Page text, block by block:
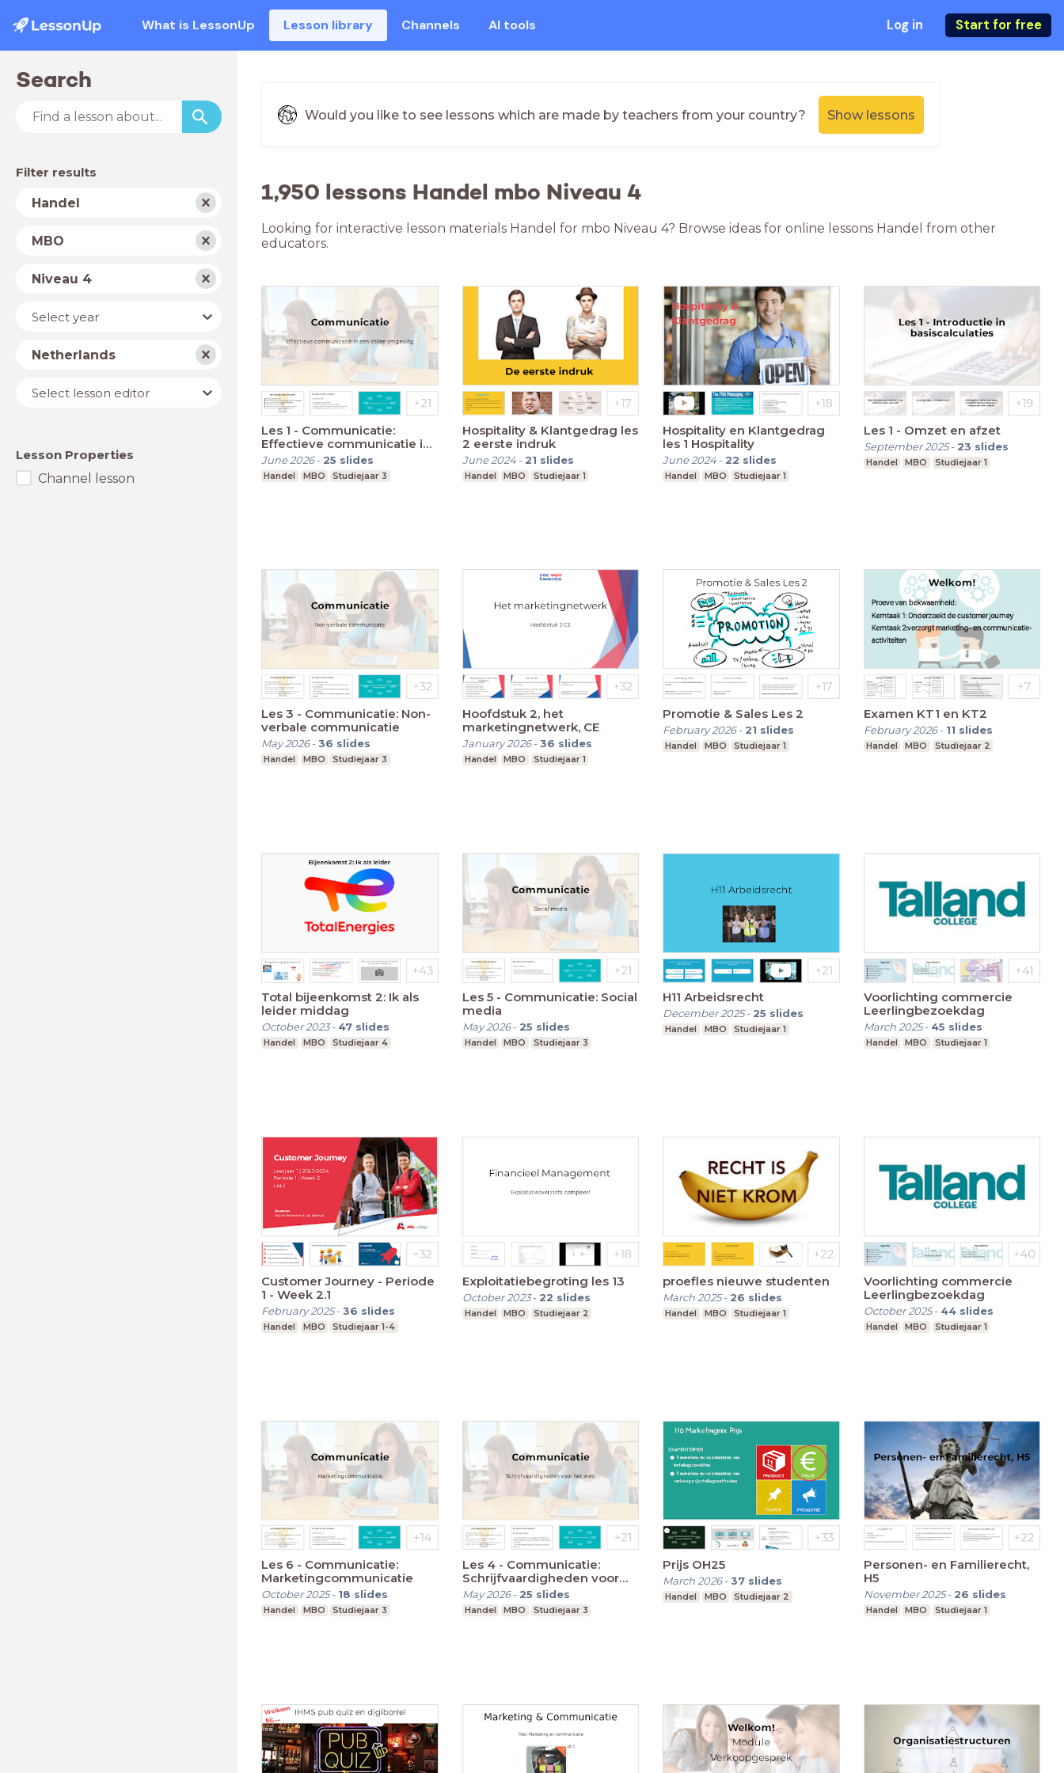
What is LessonUp Lesson library Channels AI tools Log in Start for free
Search
Filter results
Subject
Handel
School
typeMBO
LevelNiveau 4
YearSelect year
Country
Netherlands
Lesson
editor
Select lesson editor
Lesson Properties
Channel lesson
Would you like to see lessons which are made by teachers from your country? Show lessons
1,950 lessons Handel mbo Niveau 4
Looking for interactive lesson materials Handel for mbo Niveau 4? Browse ideas for online lessons Handel from other
educators.
Les 1 - Communicatie:
Effectieve communicatie in
een online omgeving
June 2026- 25 slides
Handel MBO Studiejaar 3
Hospitality & Klantgedrag les
2 eerste indruk
June 2024- 21 slides
Handel MBO Studiejaar 1
Hospitality en Klantgedrag
les 1 Hospitality
June 2024- 22 slides
Handel MBO Studiejaar 1
Les 1 - Omzet en afzet
September 2025- 23 slides
Handel MBO Studiejaar 1
Les 3 - Communicatie: Non-
verbale communicatie
May 2026-36 slides
Handel MBO Studiejaar 3
Hoofdstuk 2, het
marketingnetwerk, CE
January 2026-36 slides
Handel MBO Studiejaar 1
Promotie & Sales Les 2
February 2026- 21 slides
Handel MBO Studiejaar 1
Examen KT1 en KT2
February 2026- 11 slides
Handel MBO Studiejaar 2
Total bijeenkomst 2: Ik als
leider middag
October 2023- 47 slides
Handel MBO Studiejaar 4
Les 5 - Communicatie: Social
media
May 2026- 25 slides
Handel MBO Studiejaar 3
H11 Arbeidsrecht
December 2025- 25 slides
Handel MBO Studiejaar 1
Voorlichting commercie
Leerlingbezoekdag
March 2025- 45 slides
Handel MBO Studiejaar 1
Customer Journey - Periode
1 - Week 2.1
February 2025-36 slides
Handel MBO Studiejaar 1-4
Exploitatiebegroting les 13
October 2023- 22 slides
Handel MBO Studiejaar 2
proefles nieuwe studenten
March 2025- 26 slides
Handel MBO Studiejaar 1
Voorlichting commercie
Leerlingbezoekdag
October 2025- 44 slides
Handel MBO Studiejaar 1
Les 6 - Communicatie:
Marketingcommunicatie
October 2025- 18 slides
Handel MBO Studiejaar 3
Les 4 - Communicatie:
Schrijfvaardigheden voor
het web
May 2026- 25 slides
Handel MBO Studiejaar 3
Prijs OH25
March 2026-37 slides
Handel MBO Studiejaar 2
Personen- en Familierecht,
H5
November 2025- 26 slides
Handel MBO Studiejaar 1